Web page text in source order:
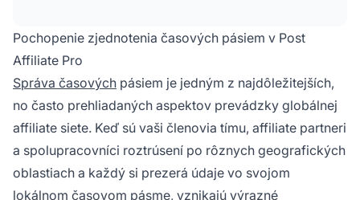
Pochopenie zjednotenia časových pásiem v Post
Affiliate Pro
Správa časových pásiem je jedným z najdôležitejších,
no často prehliadaných aspektov prevádzky globálnej
affiliate siete. Keď sú vaši členovia tímu, affiliate partneri
a spolupracovníci roztrúsení po rôznych geografických
oblastiach a každý si prezerá údaje vo svojom
lokálnom časovom pásme, vznikajú výrazné